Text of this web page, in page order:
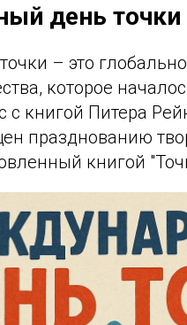
день точки
– это
которое
с книгой Питера
празднованию
книгой